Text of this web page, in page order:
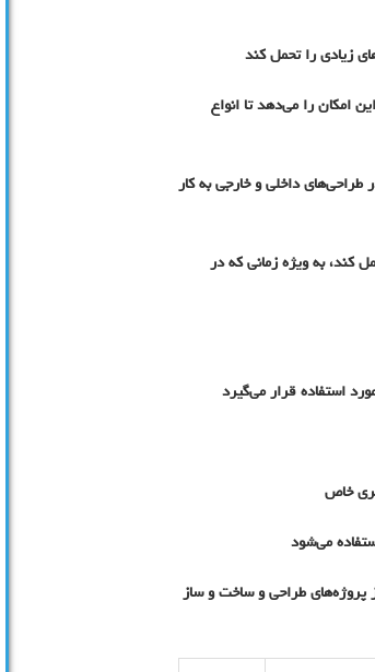
زیادی را تحمل کند
امکان را می‌دهد تا انواع
طراحی‌های داخلی و خارجی به کار
کند، به ویژه زمانی که در
استفاده قرار می‌گیرد
خاص
می‌شود
پروژه‌های طراحی و ساخت و ساز